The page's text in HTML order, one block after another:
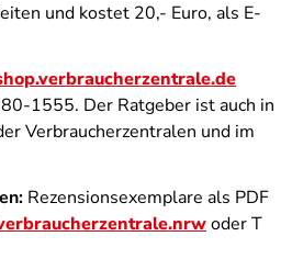
und kostet 20,- Euro, als E-
1555. Der Ratgeber ist auch in
Verbraucherzentralen und im
Rezensionsexemplare als PDF
oder T